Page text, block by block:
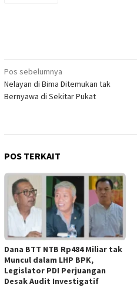
Navigasi
pos
Pos sebelumnya
Nelayan di Bima Ditemukan tak
Bernyawa di Sekitar Pukat
POS TERKAIT
Dana BTT NTB Rp484 Miliar tak
Muncul dalam LHP BPK,
Legislator PDI Perjuangan
Desak Audit Investigatif